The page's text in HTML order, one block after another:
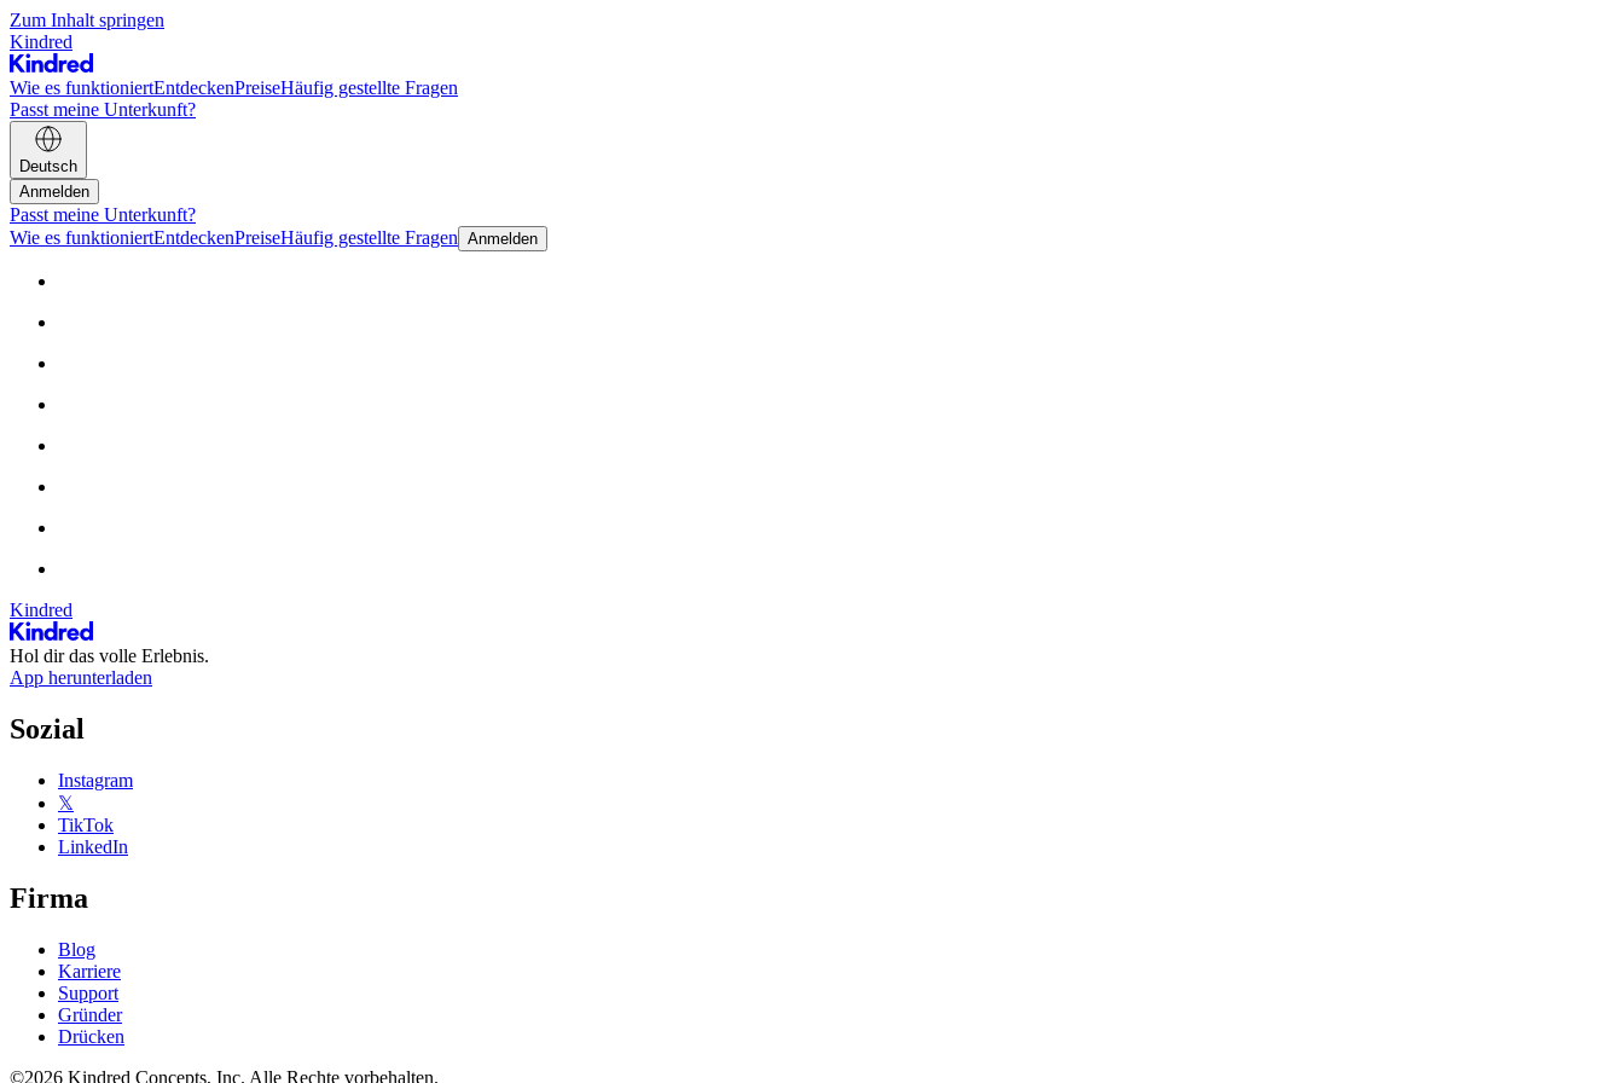
Zum Inhalt springen
Kindred
Wie es funktioniertEntdeckenPreiseHäufig gestellte Fragen
Passt meine Unterkunft?
Deutsch
Anmelden
Passt meine Unterkunft?
Wie es funktioniertEntdeckenPreiseHäufig gestellte Fragen Anmelden
Kindred
Hol dir das volle Erlebnis.
App herunterladen
Sozial
Instagram
𝕏
TikTok
LinkedIn
Firma
Blog
Karriere
Support
Gründer
Drücken
©2026 Kindred Concepts, Inc. Alle Rechte vorbehalten.